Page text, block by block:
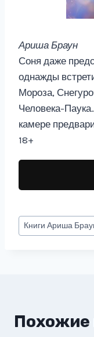
Ариша Браун
Соня даже
однажды
Мороза,
Человека-
камере
18+
Метки
записи:
КнигиАриша
Похожие